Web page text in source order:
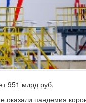
951 млрд руб.
оказали пандемия